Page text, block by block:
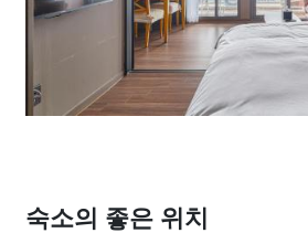
숙소의 좋은 위치